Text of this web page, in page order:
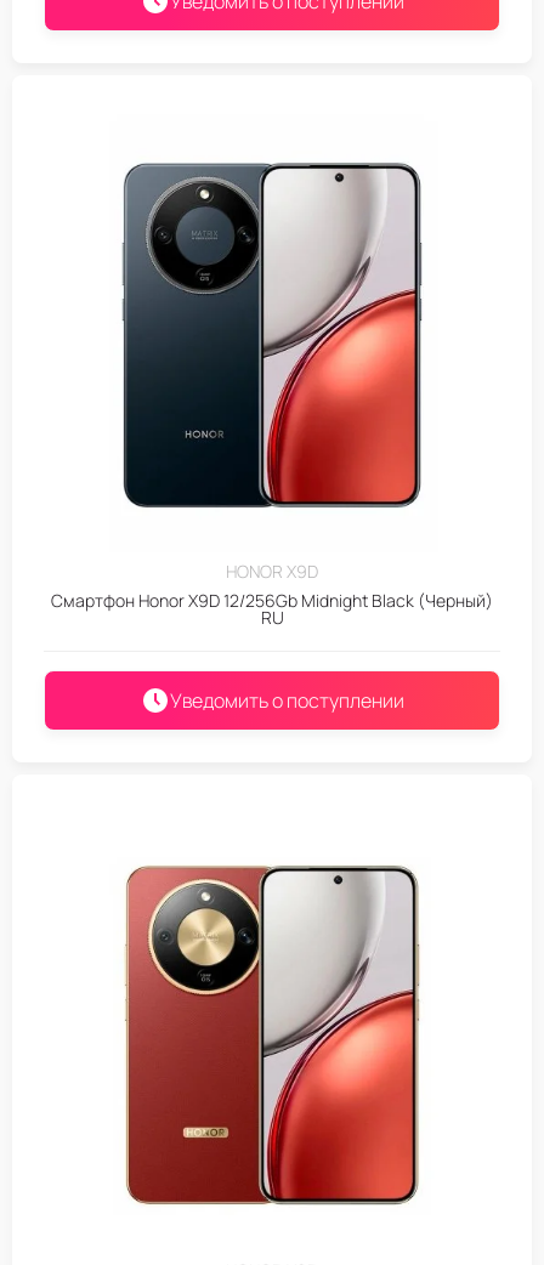
HONOR X9D
Смартфон Honor X9D 12/256Gb Midnight Black (Черный)
RU
Уведомить о поступлении